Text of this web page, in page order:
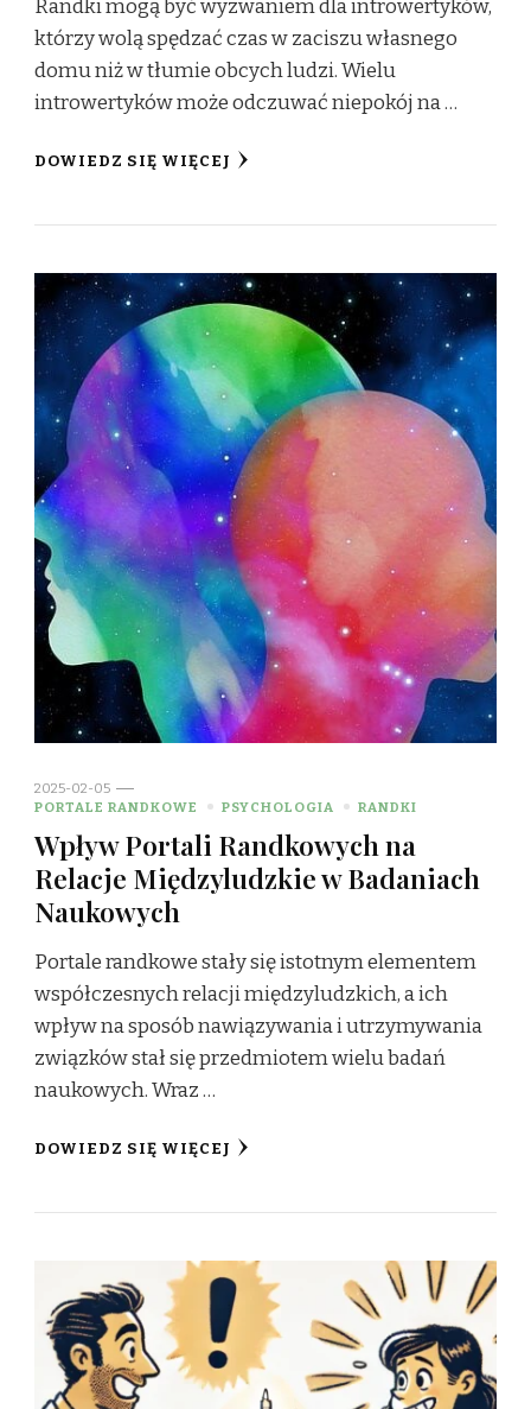
Randki mogą być wyzwaniem dla introwertyków,
którzy wolą spędzać czas w zaciszu własnego
domu niż w tłumie obcych ludzi. Wielu
introwertyków może odczuwać niepokój na …
DOWIEDZ SIĘ WIĘCEJ
2025-02-05
PORTALE RANDKOWE
PSYCHOLOGIA RANDKI
Wpływ Portali Randkowych na
Relacje Międzyludzkie w Badaniach
Naukowych
Portale randkowe stały się istotnym elementem
współczesnych relacji międzyludzkich, a ich
wpływ na sposób nawiązywania i utrzymywania
związków stał się przedmiotem wielu badań
naukowych. Wraz …
DOWIEDZ SIĘ WIĘCEJ